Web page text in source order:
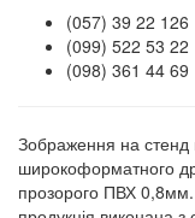
(057) 39 22 126
(099) 522 53 22
(098) 361 44 69
Зображення на стенд
широкоформатного
прозорого ПВХ 0,8мм.